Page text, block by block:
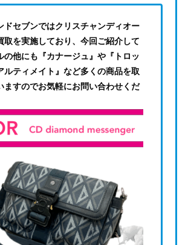
ドセブンではクリスチャンディオー
取を実施しており、今回ご紹介して
の他にも『カナージュ』や『トロッ
ルティメイト』など多くの商品を取
ますのでお気軽にお問い合わせくだ